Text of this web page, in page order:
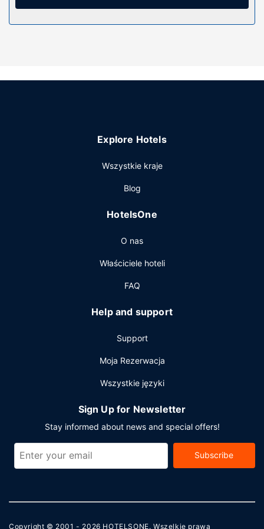
bezprzewodowy dostęp do internetu i telewizor w holu.
Hotel oferuje bezpłatne śniadanie kontynentalne
Pozostałe udogodnienia
Udogodnienia biznesowe to ekspresowe wymeldowanie,
wielojęzyczny. Udogodnienia na miejscu to bezpłatne
Explore Hotels
Wszystkie kraje
Blog
HotelsOne
O nas
Właściciele hoteli
FAQ
Help and support
Support
Moja Rezerwacja
Wszystkie języki
Sign Up for Newsletter
Stay informed about news and special offers!
Subscribe
Copyright © 2001 - 2026 HOTELSONE. Wszelkie prawa